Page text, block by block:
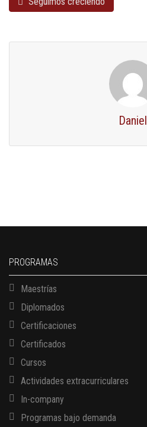
Daniel
PROGRAMAS
Maestrías
Diplomados
Certificaciones
Certificados
Cursos
Actividades extracurriculares
In-company
Programas bajo demanda